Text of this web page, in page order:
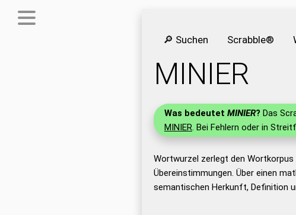
🔎 Suchen Scrabble®
MINIER
Was bedeutet MINIER? Das
MINIER. Bei Fehlern oder in
Wortwurzel zerlegt den
Übereinstimmungen. Über einen
semantischen Herkunft, Definition